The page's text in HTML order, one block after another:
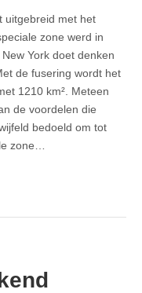
uitgebreid met het
zone werd in
York doet denken
de fusering wordt het
1210 km². Meteen
de voordelen die
bedoeld om tot
zone…